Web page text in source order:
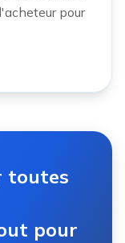
pour
toutes
pour